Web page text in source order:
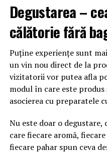
Degustarea –
călătorie fără
Puține experiențe sunt
un vin nou direct de la
vizitatorii vor putea afla
modul în care este
asocierea cu preparatele
Nu este doar o
care fiecare aromă,
fiecare pahar spun ceva